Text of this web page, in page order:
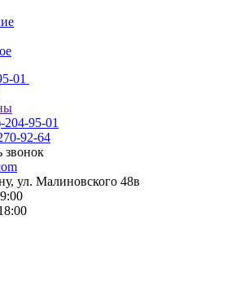
01
204-95-01
92-64
звонок
ул. Малиновского 48в